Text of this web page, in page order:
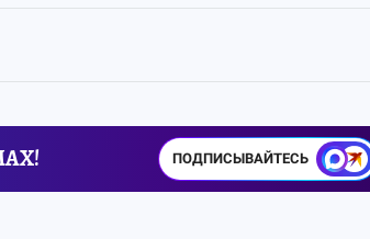
ПОДПИСЫВАЙТЕСЬ